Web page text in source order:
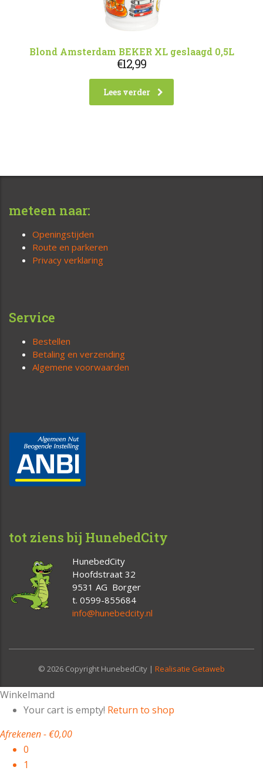
Blond Amsterdam BEKER XL geslaagd 0,5L
€12,99
Lees verder
meteen naar:
Openingstijden
Route en parkeren
Privacy verklaring
Service
Bestellen
Betaling en verzending
Algemene voorwaarden
tot ziens bij HunebedCity
HunebedCity
Hoofdstraat 32
9531 AG Borger
t. 0599-855684
info@hunebedcity.nl
© 2026 Copyright HunebedCity | Realisatie Getaweb
Winkelmand
Your cart is empty! Return to shop
Afrekenen-€0,00
0
1